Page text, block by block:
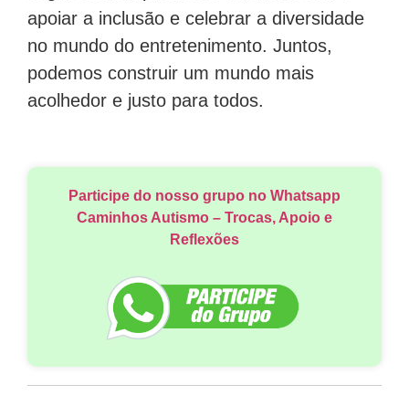
apoiar a inclusão e celebrar a diversidade
no mundo do entretenimento. Juntos,
podemos construir um mundo mais
acolhedor e justo para todos.
Participe do nosso grupo no Whatsapp
Caminhos Autismo – Trocas, Apoio e
Reflexões